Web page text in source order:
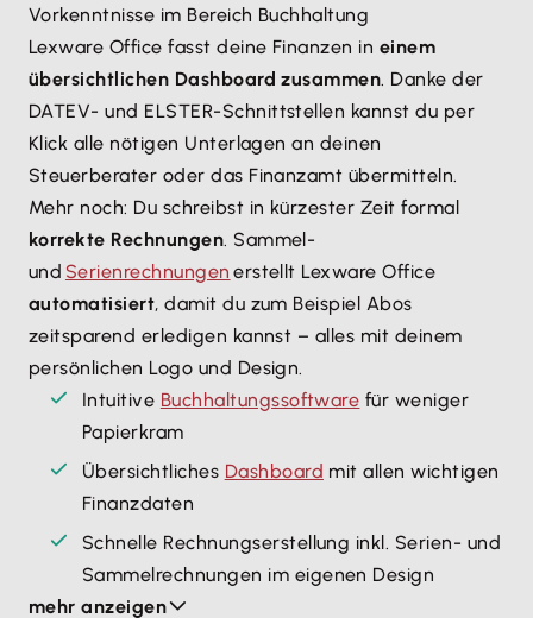
Vorkenntnisse im Bereich Buchhaltung
Lexware Office fasst deine Finanzen in einem
übersichtlichen Dashboard zusammen. Danke der
DATEV- und ELSTER-Schnittstellen kannst du per
Klick alle nötigen Unterlagen an deinen
Steuerberater oder das Finanzamt übermitteln.
Mehr noch: Du schreibst in kürzester Zeit formal
korrekte Rechnungen. Sammel-
und Serienrechnungen erstellt Lexware Office
automatisiert, damit du zum Beispiel Abos
zeitsparend erledigen kannst – alles mit deinem
persönlichen Logo und Design.
Intuitive Buchhaltungssoftware für weniger
Papierkram
Übersichtliches Dashboard mit allen wichtigen
Finanzdaten
Schnelle Rechnungserstellung inkl. Serien- und
Sammelrechnungen im eigenen Design
mehr anzeigen